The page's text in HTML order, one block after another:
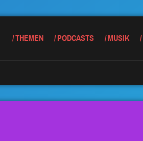
THEMEN PODCASTS MUSIK